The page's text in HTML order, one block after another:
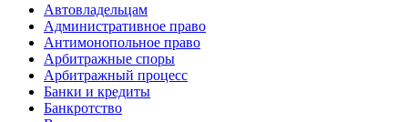
Автовладельцам
Административное право
Антимонопольное право
Арбитражные споры
Арбитражный процесс
Банки и кредиты
Банкротство